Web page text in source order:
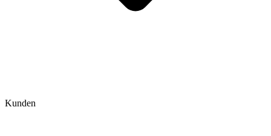
Kunden